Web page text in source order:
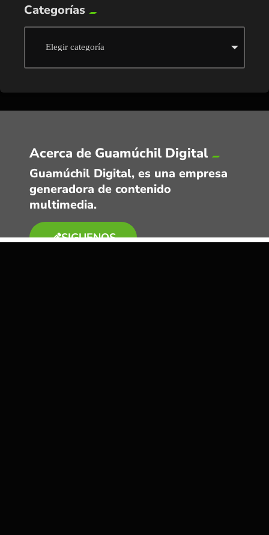
Categorías
Acerca de Guamúchil Digital
Guamúchil Digital, es una empresa
generadora de contenido
multimedia.
SIGUENOS